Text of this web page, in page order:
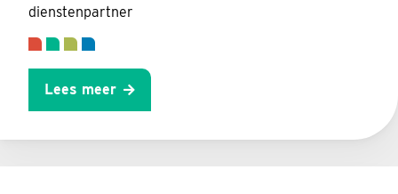
dienstenpartner
Lees meer